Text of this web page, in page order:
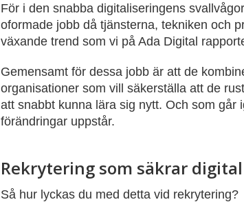
För i den snabba digitaliseringens
oformade jobb då tjänsterna, tekniken och
växande trend som vi på Ada Digital
Gemensamt för dessa jobb är att de
organisationer som vill säkerställa att de
att snabbt kunna lära sig nytt. Och som
förändringar uppstår.
Rekrytering som säkrar
Så hur lyckas du med detta vid rekrytering?